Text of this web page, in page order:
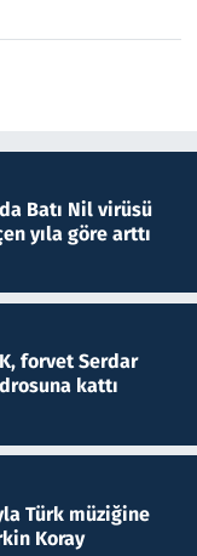
Batı Nil virüsü
yıla göre arttı
forvet Serdar
kattı
Türk müziğine
Koray